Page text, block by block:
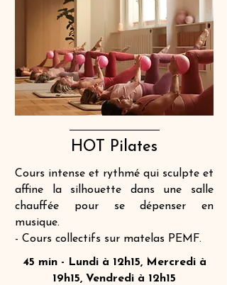
HOT Pilates
Cours intense et rythmé qui sculpte et
affine la silhouette dans une salle
chauffée pour se dépenser en
musique.
- Cours collectifs sur matelas PEMF.
45 min - Lundi à 12h15, Mercredi à
19h15, Vendredi à 12h15